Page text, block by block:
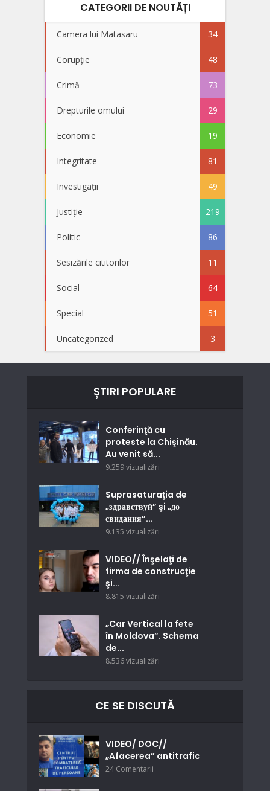
CATEGORII DE NOUTĂȚI
Camera lui Matasaru 34
Corupție 48
Crimă 73
Drepturile omului 29
Economie 19
Integritate 81
Investigații 49
Justiție 219
Politic 86
Sesizările cititorilor 11
Social 64
Special 51
Uncategorized 3
ȘTIRI POPULARE
Conferinţă cu
proteste la Chişinău.
Au venit să...
9.259 vizualizări
Suprasaturaţia de
„здравствуй” şi „до
свидания”...
9.135 vizualizări
VIDEO// Înşelaţi de
firma de construcţie
şi...
8.815 vizualizări
„Car Vertical la fete
în Moldova”. Schema
de...
8.536 vizualizări
CE SE DISCUTĂ
VIDEO/ DOC//
„Afacerea” antitrafic
24 Comentarii